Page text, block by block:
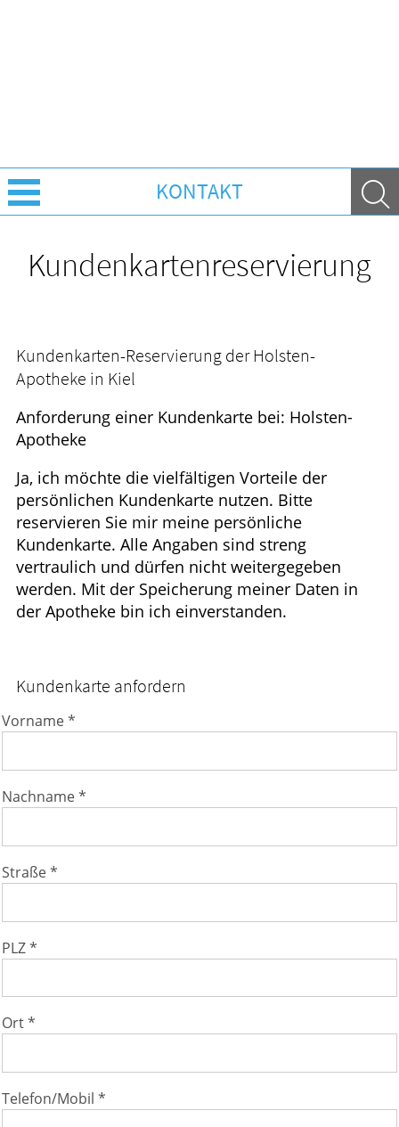
KONTAKT
Krankheiten & Therapie
HOMÖOPATHIE
GESUND IM ALTER
Kundenkartenreservierung
Kundenkarten-Reservierung der Holsten-
Apotheke in Kiel
Anforderung einer Kundenkarte bei: Holsten-
Apotheke
Ja, ich möchte die vielfältigen Vorteile der
persönlichen Kundenkarte nutzen. Bitte
reservieren Sie mir meine persönliche
Kundenkarte. Alle Angaben sind streng
vertraulich und dürfen nicht weitergegeben
werden. Mit der Speicherung meiner Daten in
der Apotheke bin ich einverstanden.
Kundenkarte anfordern
Vorname *
Nachname *
Straße *
PLZ *
Ort *
Telefon/Mobil *